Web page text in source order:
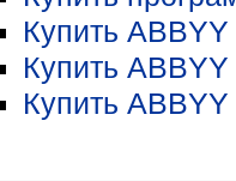
Купить
Купить
Купить